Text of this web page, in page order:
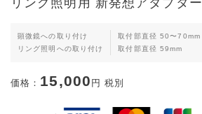
顕微鏡への取り付け
リング照明への取り付け
取付部直径 50〜70mm
取付部直径 59mm
価格： 15,000 円 税別